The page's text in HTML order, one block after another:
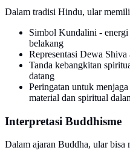
Dalam tradisi Hindu, ular
Simbol Kundalini -
belakang
Representasi Dewa
Tanda kebangkitan
datang
Peringatan untuk
material dan spiritual
Interpretasi Buddhisme
Dalam ajaran Buddha, ular bisa